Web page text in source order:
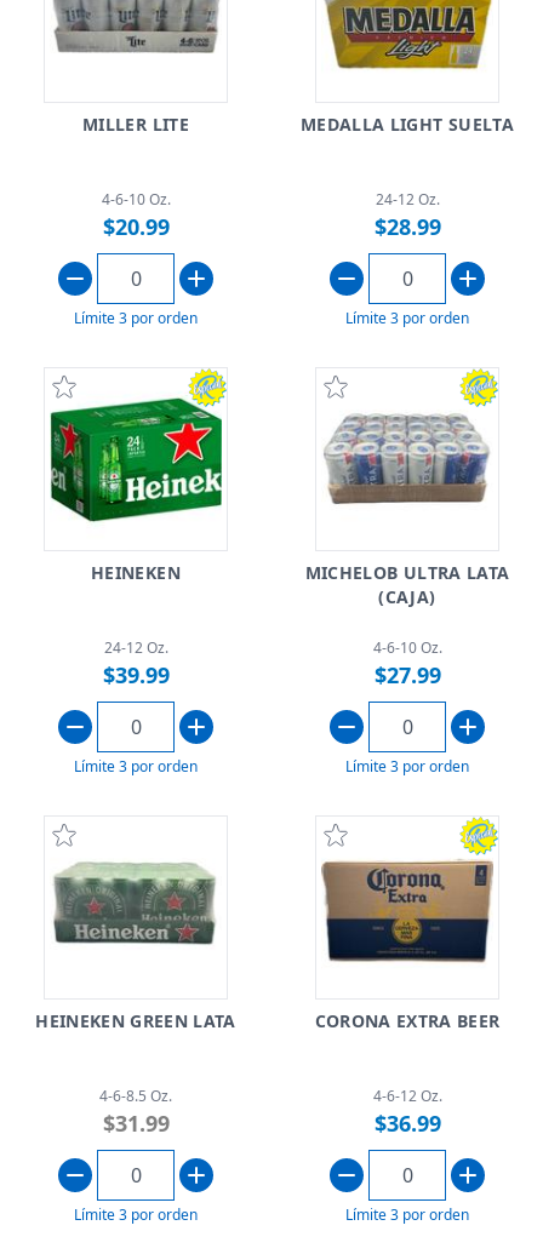
MILLER LITE
4-6-10 Oz.
$20.99
Límite 3 por orden
MEDALLA LIGHT SUELTA
24-12 Oz.
$28.99
Límite 3 por orden
HEINEKEN
24-12 Oz.
$39.99
Límite 3 por orden
MICHELOB ULTRA LATA
(CAJA)
4-6-10 Oz.
$27.99
Límite 3 por orden
HEINEKEN GREEN LATA
4-6-8.5 Oz.
$31.99
Límite 3 por orden
CORONA EXTRA BEER
4-6-12 Oz.
$36.99
Límite 3 por orden